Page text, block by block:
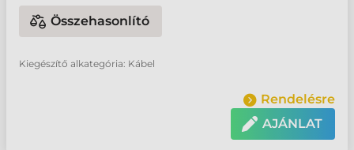
Összehasonlító
Kiegészítő alkategória: Kábel
Rendelésre
AJÁNLAT